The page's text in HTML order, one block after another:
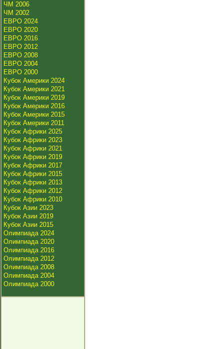
ЧМ 2006
ЧМ 2002
ЕВРО 2024
ЕВРО 2020
ЕВРО 2016
ЕВРО 2012
ЕВРО 2008
ЕВРО 2004
ЕВРО 2000
Кубок Америки 2024
Кубок Америки 2021
Кубок Америки 2019
Кубок Америки 2016
Кубок Америки 2015
Кубок Америки 2011
Кубок Африки 2025
Кубок Африки 2023
Кубок Африки 2021
Кубок Африки 2019
Кубок Африки 2017
Кубок Африки 2015
Кубок Африки 2013
Кубок Африки 2012
Кубок Африки 2010
Кубок Азии 2023
Кубок Азии 2019
Кубок Азии 2015
Олимпиада 2024
Олимпиада 2020
Олимпиада 2016
Олимпиада 2012
Олимпиада 2008
Олимпиада 2004
Олимпиада 2000